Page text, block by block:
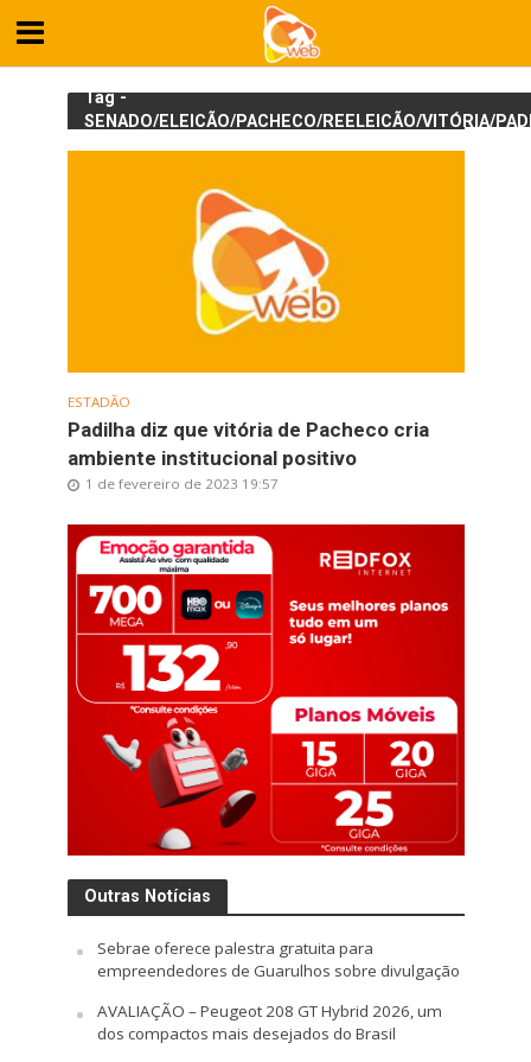
Tag -
SENADO/ELEIÇÃO/PACHECO/REELEIÇÃO/VITÓRIA/
ESTADÃO
Padilha diz que vitória de Pacheco cria
ambiente institucional positivo
1 de fevereiro de 2023 19:57
Outras Notícias
Sebrae oferece palestra gratuita para
empreendedores de Guarulhos sobre divulgação
AVALIAÇÃO – Peugeot 208 GT Hybrid 2026, um
dos compactos mais desejados do Brasil